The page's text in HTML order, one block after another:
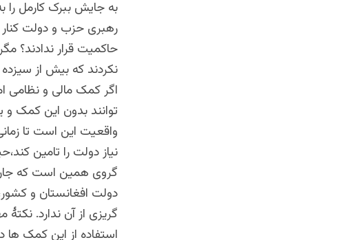
به جایش ببرک کارمل را
رهبری حزب و دولت
حاکمیت قرار ندادند؟
نکردند که بیش از
اگر کمک مالی و نظامی
توانند بدون این کمک
واقعیت این است تا
نیاز دولت را تامین
گروی همین است که
دولت افغانستان و
گریزی از آن ندارد.
استفاده از این کمک